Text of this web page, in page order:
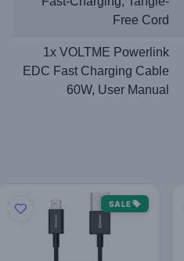
Free Cord
1x VOLTME Powerlink
EDC Fast Charging Cable
60W, User Manual
SALE